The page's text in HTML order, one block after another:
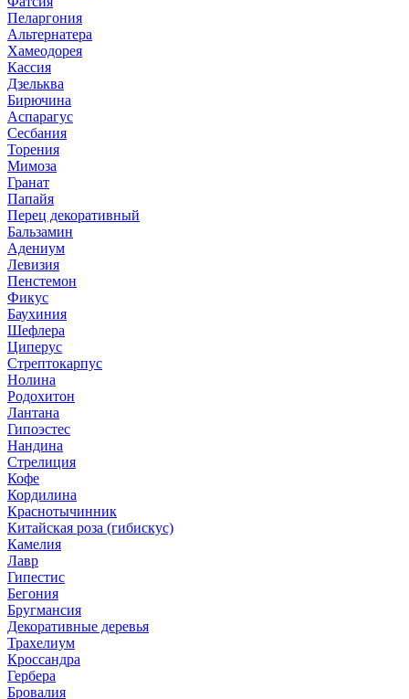
Пеларгония
Альтернатера
Хамеодорея
Кассия
Дзельква
Бирючина
Аспарагус
Сесбания
Торения
Мимоза
Гранат
Папайя
Перец декоративный
Бальзамин
Адениум
Левизия
Пенстемон
Фикус
Баухиния
Шефлера
Циперус
Стрептокарпус
Нолина
Родохитон
Лантана
Гипоэстес
Нандина
Стрелиция
Кофе
Кордилина
Краснотычинник
Китайская роза (гибискус)
Камелия
Лавр
Гипестис
Бегония
Бругмансия
Декоративные деревья
Трахелиум
Кроссандра
Гербера
Бровалия